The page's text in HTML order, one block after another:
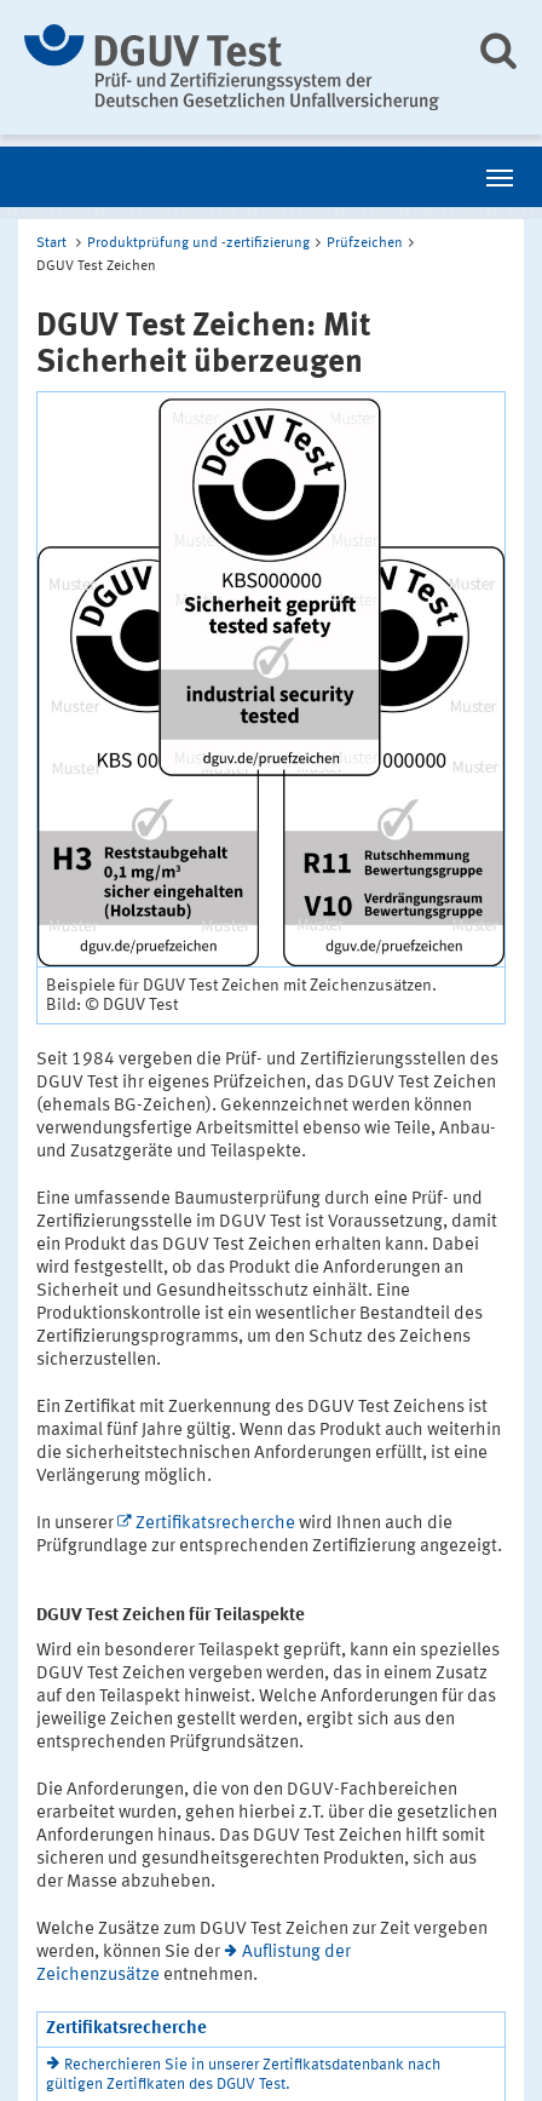
Start Produktprüfung und -zertifizierung
Prüfzeichen
DGUV Test Zeichen
DGUV Test Zeichen: Mit
Sicherheit überzeugen
Beispiele für DGUV Test Zeichen mit Zeichenzusätzen.
Bild: © DGUV Test
Seit 1984 vergeben die Prüf- und Zertifizierungsstellen des
DGUV Test ihr eigenes Prüfzeichen, das DGUV Test Zeichen
(ehemals BG-Zeichen). Gekennzeichnet werden können
verwendungsfertige Arbeitsmittel ebenso wie Teile, Anbau-
und Zusatzgeräte und Teilaspekte.
Eine umfassende Baumusterprüfung durch eine Prüf- und
Zertifizierungsstelle im DGUV Test ist Voraussetzung, damit
ein Produkt das DGUV Test Zeichen erhalten kann. Dabei
wird festgestellt, ob das Produkt die Anforderungen an
Sicherheit und Gesundheitsschutz einhält. Eine
Produktionskontrolle ist ein wesentlicher Bestandteil des
Zertifizierungsprogramms, um den Schutz des Zeichens
sicherzustellen.
Ein Zertifikat mit Zuerkennung des DGUV Test Zeichens ist
maximal fünf Jahre gültig. Wenn das Produkt auch weiterhin
die sicherheitstechnischen Anforderungen erfüllt, ist eine
Verlängerung möglich.
In unserer Zertifikatsrecherche wird Ihnen auch die
Prüfgrundlage zur entsprechenden Zertifizierung angezeigt.
DGUV Test Zeichen für Teilaspekte
Wird ein besonderer Teilaspekt geprüft, kann ein spezielles
DGUV Test Zeichen vergeben werden, das in einem Zusatz
auf den Teilaspekt hinweist. Welche Anforderungen für das
jeweilige Zeichen gestellt werden, ergibt sich aus den
entsprechenden Prüfgrundsätzen.
Die Anforderungen, die von den DGUV-Fachbereichen
erarbeitet wurden, gehen hierbei z.T. über die gesetzlichen
Anforderungen hinaus. Das DGUV Test Zeichen hilft somit
sicheren und gesundheitsgerechten Produkten, sich aus
der Masse abzuheben.
Welche Zusätze zum DGUV Test Zeichen zur Zeit vergeben
werden, können Sie der
Auflistung der
Zeichenzusätze entnehmen.
Zertifikatsrecherche
Recherchieren Sie in unserer Zertifikatsdatenbank nach
gültigen Zertifikaten des DGUV Test.